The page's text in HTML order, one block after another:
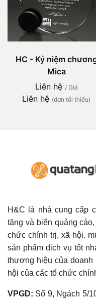
HC - Kỷ niệm
Mica
Liên hệ / Giá
Liên hệ (đơn tối thiểu)
H&C là nhà cung cấp
tặng và biển quảng
chức chính trị, xã hội.
sản phẩm dịch vụ tốt
thương hiệu của doanh
hội của các tổ chức
VPGD: Số 9, Ngách 5/